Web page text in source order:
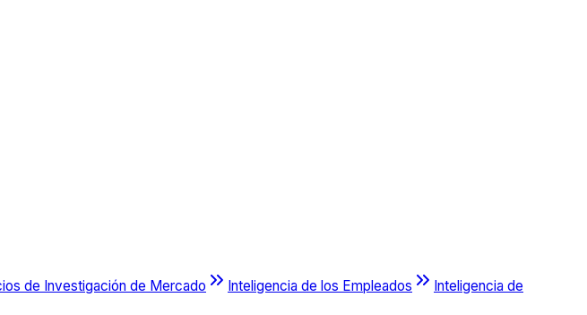
de Investigación de Mercado Inteligencia de los Empleados
Inteligencia de